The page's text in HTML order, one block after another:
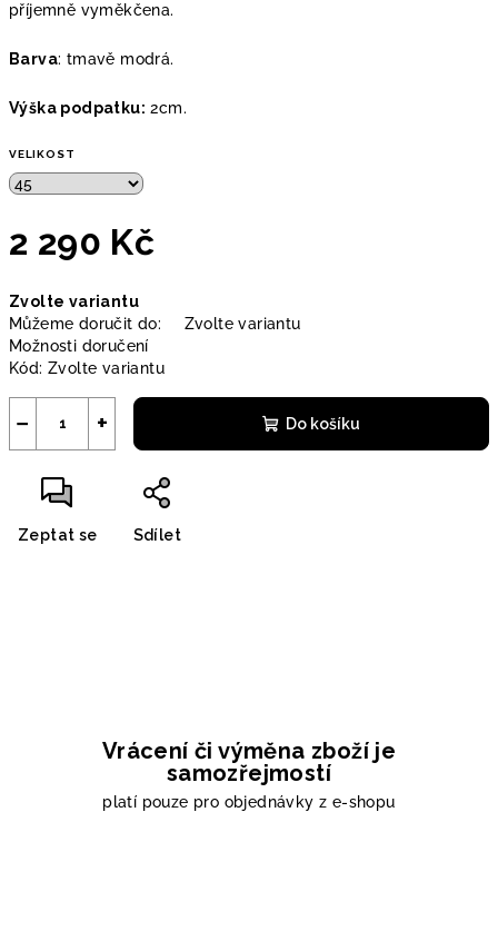
příjemně vyměkčena.
Barva: tmavě modrá.
Výška podpatku: 2cm.
VELIKOST
2 290 Kč
cena:
Zvolte variantu
Můžeme doručit do:
Zvolte variantu
Možnosti doručení
Kód: Zvolte variantu
+
− Do košíku
Zeptat se Sdílet
Vrácení či výměna zboží je
samozřejmostí
platí pouze pro objednávky z e-shopu